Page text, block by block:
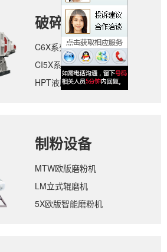
破碎设备
C6X系列颚式破碎机
CI5X系列反击式破碎机
HPT液压圆锥破碎机
制粉设备
MTW欧版磨粉机
LM立式辊磨机
5X欧版智能磨粉机